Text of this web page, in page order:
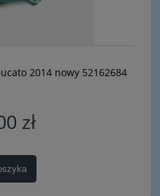
2014 nowy 52162684
zł